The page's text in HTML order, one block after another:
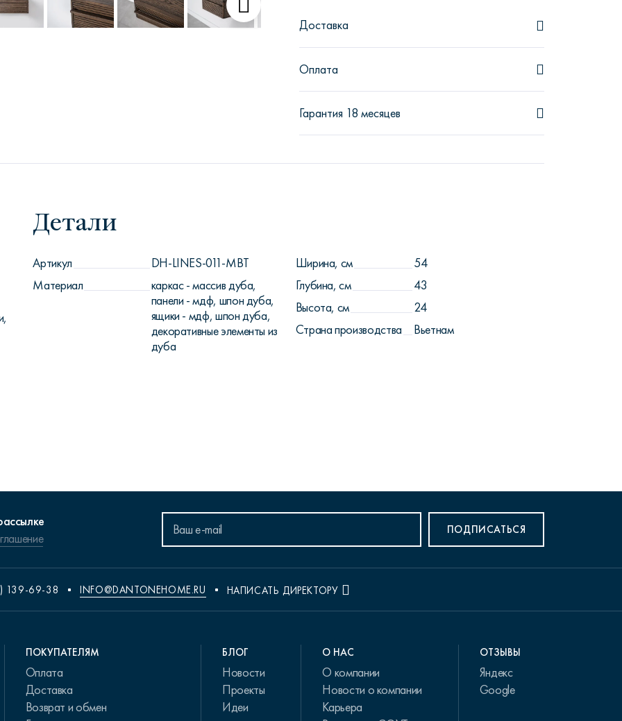
Доставка
Оплата
Гарантия 18 месяцев
Детали
Артикул
DH-LINES-011-MBT
Материал
каркас - массив дуба,
панели - мдф, шпон дуба,
ящики - мдф, шпон дуба,
декоративные элементы из
дуба
Ширина, см
54
Глубина, см
43
Высота, см
24
Страна производства
Вьетнам
ПОДПИСАТЬСЯ
139-69-38 INFO@DANTONEHOME.RU НАПИСАТЬ ДИРЕКТОРУ
ПОКУПАТЕЛЯМ
Оплата
Доставка
Возврат и обмен
БЛОГ
Новости
Проекты
Идеи
О НАС
О компании
Новости о компании
Карьера
ОТЗЫВЫ
Яндекс
Google